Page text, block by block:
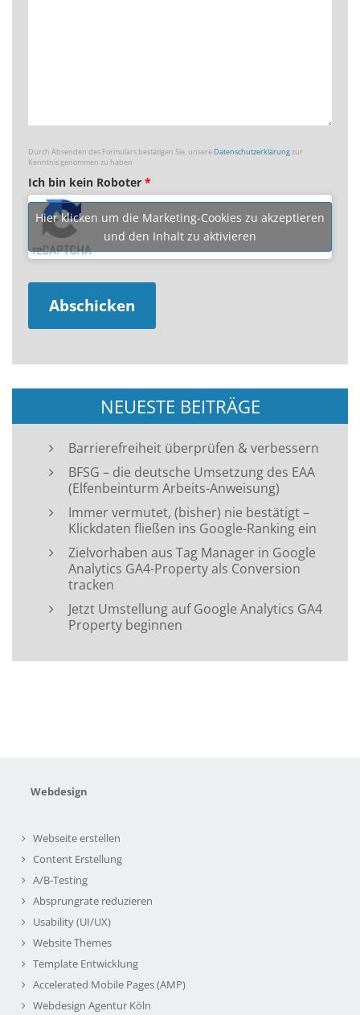
Durch Absenden des Formulars bestätigen Sie, unsereDatenschutzerklärungzur
Kenntnis genommen zu haben
Ich bin kein Roboter *
Hier klicken um die Marketing-Cookies zu akzeptieren
und den Inhalt zu aktivieren
NEUESTE BEITRÄGE
Barrierefreiheit überprüfen & verbessern
BFSG – die deutsche Umsetzung des EAA
(Elfenbeinturm Arbeits-Anweisung)
Immer vermutet, (bisher) nie bestätigt –
Klickdaten fließen ins Google-Ranking ein
Zielvorhaben aus Tag Manager in Google
Analytics GA4-Property als Conversion
tracken
Jetzt Umstellung auf Google Analytics GA4
Property beginnen
Webdesign
Webseite erstellen
Content Erstellung
A/B-Testing
Absprungrate reduzieren
Usability (UI/UX)
Website Themes
Template Entwicklung
Accelerated Mobile Pages (AMP)
Webdesign Agentur Köln